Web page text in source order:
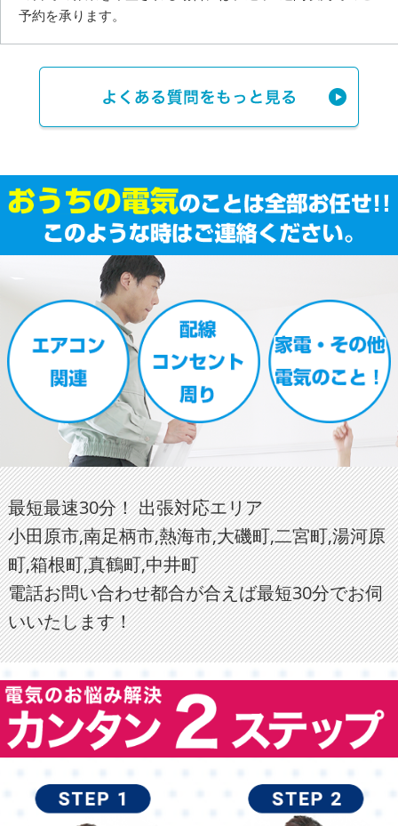
予約を承ります。
最短最速30分！ 出張対応エリア
小田原市,南足柄市,熱海市,大磯町,二宮町,湯河原
町,箱根町,真鶴町,中井町
電話お問い合わせ都合が合えば最短30分でお伺
いいたします！